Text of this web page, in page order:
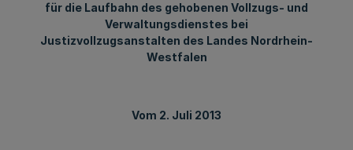
für die Laufbahn des gehobenen Vollzugs- und
Verwaltungsdienstes bei
Justizvollzugsanstalten des Landes Nordrhein-
Westfalen
Vom 2. Juli 2013